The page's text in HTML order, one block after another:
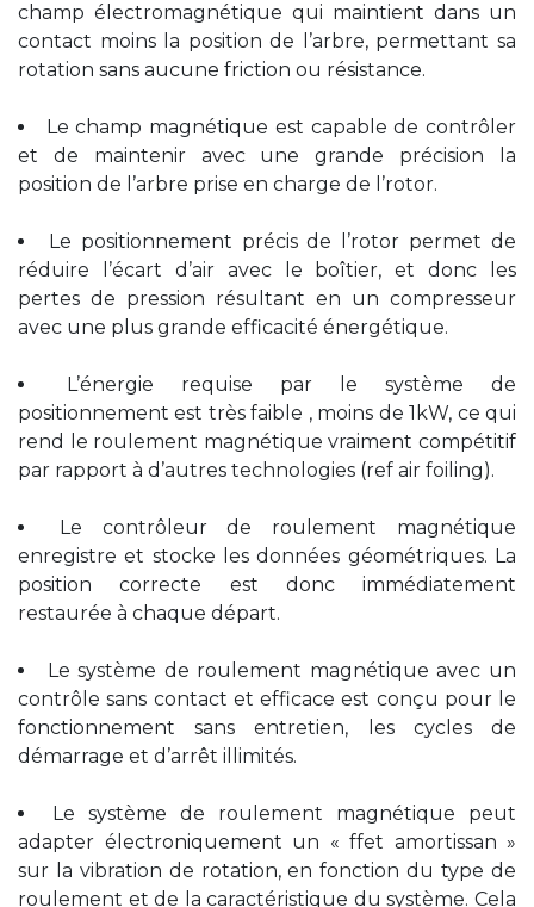
champ électromagnétique qui maintient dans un
contact moins la position de l’arbre, permettant sa
rotation sans aucune friction ou résistance.
Le champ magnétique est capable de contrôler
et de maintenir avec une grande précision la
position de l’arbre prise en charge de l’rotor.
Le positionnement précis de l’rotor permet de
réduire l’écart d’air avec le boîtier, et donc les
pertes de pression résultant en un compresseur
avec une plus grande efficacité énergétique.
L’énergie requise par le système de
positionnement est très faible , moins de 1kW, ce qui
rend le roulement magnétique vraiment compétitif
par rapport à d’autres technologies (ref air foiling).
Le contrôleur de roulement magnétique
enregistre et stocke les données géométriques. La
position correcte est donc immédiatement
restaurée à chaque départ.
Le système de roulement magnétique avec un
contrôle sans contact et efficace est conçu pour le
fonctionnement sans entretien, les cycles de
démarrage et d’arrêt illimités.
Le système de roulement magnétique peut
adapter électroniquement un « ffet amortissan »
sur la vibration de rotation, en fonction du type de
roulement et de la caractéristique du système. Cela